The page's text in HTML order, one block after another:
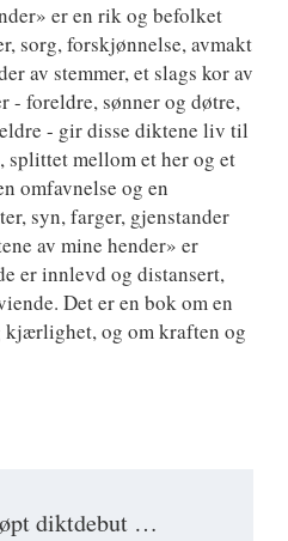
diktdebut …
er en rik og befolket
sorg, forskjønnelse, avmakt
av stemmer, et slags kor av
- foreldre, sønner og døtre,
- gir disse diktene liv til
mellom et her og et
omfavnelse og en
syn, farger, gjenstander
av mine hender» er
er innlevd og distansert,
Det er en bok om en
kjærlighet, og om kraften og